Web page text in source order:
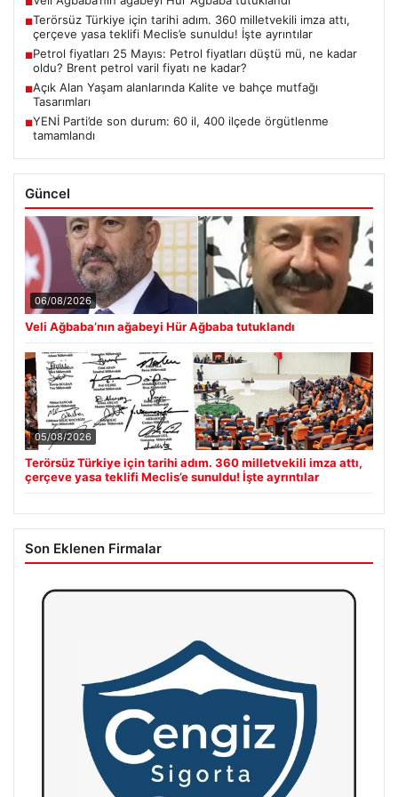
■Terörsüz Türkiye için tarihi adım. 360 milletvekili imza attı,
çerçeve yasa teklifi Meclis’e sunuldu! İşte ayrıntılar
■Petrol fiyatları 25 Mayıs: Petrol fiyatları düştü mü, ne kadar
oldu? Brent petrol varil fiyatı ne kadar?
■Açık Alan Yaşam alanlarında Kalite ve bahçe mutfağı
Tasarımları
■YENİ Parti’de son durum: 60 il, 400 ilçede örgütlenme
tamamlandı
Güncel
06/08/2026
Veli Ağbaba’nın ağabeyi Hür Ağbaba tutuklandı
05/08/2026
Terörsüz Türkiye için tarihi adım. 360 milletvekili imza attı,
çerçeve yasa teklifi Meclis’e sunuldu! İşte ayrıntılar
Son Eklenen Firmalar